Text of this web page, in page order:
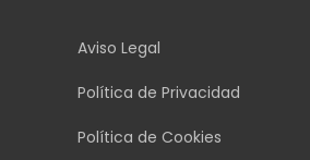
Aviso Legal
Política de Privacidad
Política de Cookies